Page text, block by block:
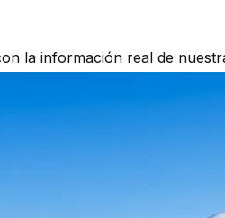
la información real de